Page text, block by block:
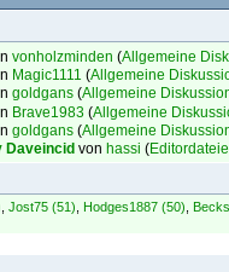
vonholzminden (Allgemeine
Magic1111 (Allgemeine
goldgans(Allgemeine
Brave1983 (Allgemeine
goldgans(Allgemeine
Daveincid von hassi (
,Jost75 (51) Hodges1887 (50)